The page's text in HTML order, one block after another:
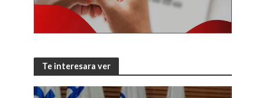
Te interesara ver